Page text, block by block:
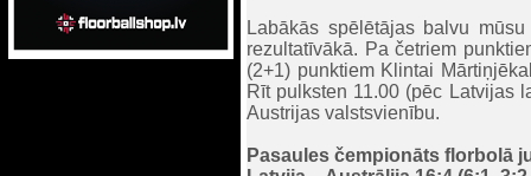
Labākās spēlētājas balvu
rezultatīvākā. Pa četriem
(2+1) punktiem Klintai
Rīt pulksten 11.00 (pēc Latvijas
Austrijas valstsvienību.
Pasaules čempionāts florbolā